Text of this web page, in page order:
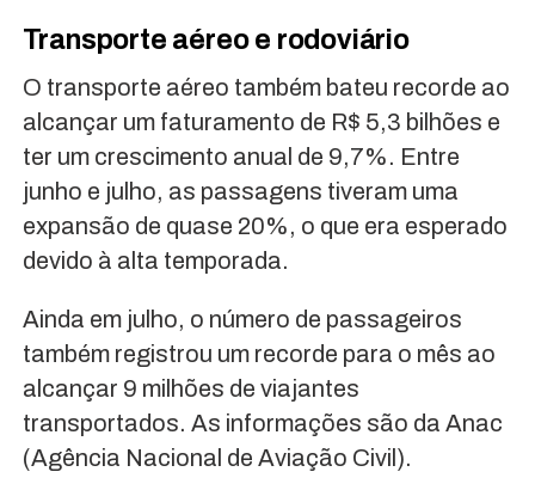
Transporte aéreo e rodoviário
O transporte aéreo também bateu recorde ao
alcançar um faturamento de R$ 5,3 bilhões e
ter um crescimento anual de 9,7%. Entre
junho e julho, as passagens tiveram uma
expansão de quase 20%, o que era esperado
devido à alta temporada.
Ainda em julho, o número de passageiros
também registrou um recorde para o mês ao
alcançar 9 milhões de viajantes
transportados. As informações são da Anac
(Agência Nacional de Aviação Civil).